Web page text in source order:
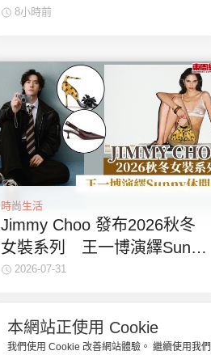
華美妝貴賓室
8小時前
時尚生活
Jimmy Choo 發布2026秋冬
女裝系列 王一博演繹Sunny
休閒鞋
2026-07-31
本網站正使用 Cookie
我們使用 Cookie 改善網站體驗。 繼續使用我